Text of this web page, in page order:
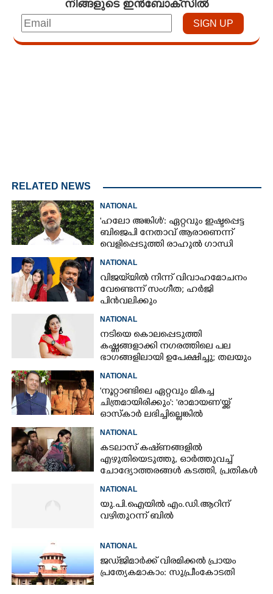
RELATED NEWS
NATIONAL
'ഹലോ അങ്കിൾ': ഏറ്റവും ഇഷ്ടപ്പെട്ട
ബിജെപി നേതാവ് ആരാണെന്ന്
വെളിപ്പെടുത്തി രാഹുൽ ഗാന്ധി
NATIONAL
വിജയ്‌യിൽ നിന്ന് വിവാഹമോചനം
വേണ്ടെന്ന് സംഗീത; ഹർജി
പിൻവലിക്കും
NATIONAL
നടിയെ കൊലപ്പെടുത്തി
കഷ്ണങ്ങളാക്കി നഗരത്തിലെ പല
ഭാഗങ്ങളിലായി ഉപേക്ഷിച്ചു; തലയും
കയ്യും കണ്ടെത്താനാകാതെ പൊലീസ്
NATIONAL
'നൂറ്റാണ്ടിലെ ഏറ്റവും മികച്ച
ചിത്രമായിരിക്കും': 'രാമായണ'യ്ക്ക്
ഓസ്കാ‌ർ ലഭിച്ചില്ലെങ്കിൽ
നിരാശനാകുമെന്ന് ദേവേന്ദ്ര
ഫഡ്നാവിസ്
NATIONAL
കടലാസ് കഷ്‌ണങ്ങളിൽ
എഴുതിയെടുത്തു, ഓർത്തുവച്ച്
ചോദ്യോത്തരങ്ങൾ കടത്തി, പ്രതികൾ
നീറ്റ് ചോദ്യപേപ്പർ കടത്തിയതിങ്ങനെ
NATIONAL
യു.പി.ഐയിൽ എം.ഡി.ആറിന്
വഴിതുറന്ന് ബിൽ
NATIONAL
ജഡ്‌ജിമാർക്ക് വിരമിക്കൽ പ്രായം
പ്രത്യേകമാകാം: സുപ്രീംകോടതി